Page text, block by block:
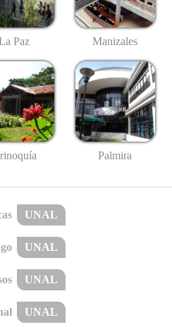
Paz Manizales
Palmira
UNAL
UNAL
UNAL
UNAL